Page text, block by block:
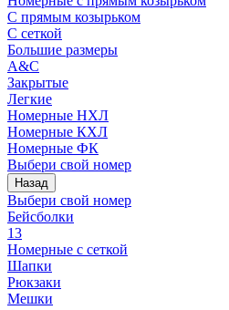
С прямым козырьком
С сеткой
Большие размеры
A&C
Закрытые
Легкие
Номерные НХЛ
Номерные КХЛ
Номерные ФК
Выбери свой номер
Назад
Выбери свой номер
Бейсболки
13
Номерные с сеткой
Шапки
Рюкзаки
Мешки